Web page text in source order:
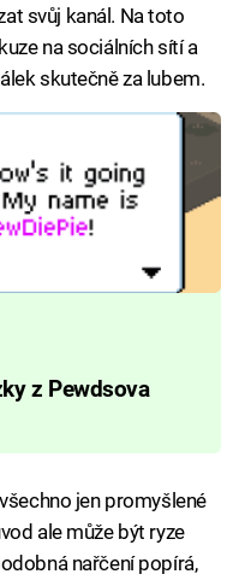
svůj kanál. Na toto
na sociálních sítí a
skutečně za lubem.
z Pewdsova
jen promyšlené
ale může být ryze
nařčení popírá,